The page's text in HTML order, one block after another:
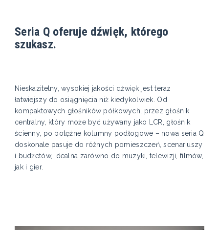
Seria Q oferuje dźwięk, którego
szukasz.
Nieskazitelny, wysokiej jakości dźwięk jest teraz
łatwiejszy do osiągnięcia niż kiedykolwiek. Od
kompaktowych głośników półkowych, przez głośnik
centralny, który może być używany jako LCR, głośnik
ścienny, po potężne kolumny podłogowe – nowa seria Q
doskonale pasuje do różnych pomieszczeń, scenariuszy
i budżetów, idealna zarówno do muzyki, telewizji, filmów,
jak i gier.